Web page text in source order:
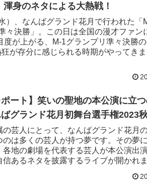
渾身のネタによる大熱戦！
）、なんばグランド花月で行われた「
々決勝」。この日は全国の漫才ファン
度が上がる、M-1グランプリ準々決勝
が存分に感じられる時期がやってき
ポート】笑いの聖地の本公演に立
グランド花月初舞台選手権2023秋
の芸人にとって、なんばグランド花月
のは多くの芸人が持つ夢です。その夢
各地の劇場を代表する芸人が本公演出
信あるネタを披露するライブが開かれ